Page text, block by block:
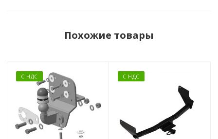
Похожие товары
С НДС С НДС